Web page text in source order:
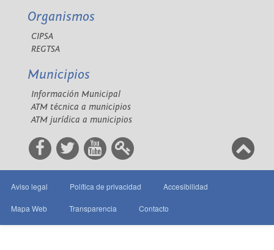
Organismos
CIPSA
REGTSA
Municipios
Información Municipal
ATM técnica a municipios
ATM jurídica a municipios
Aviso legal Política de privacidad Accesibilidad
Mapa Web Transparencia Contacto